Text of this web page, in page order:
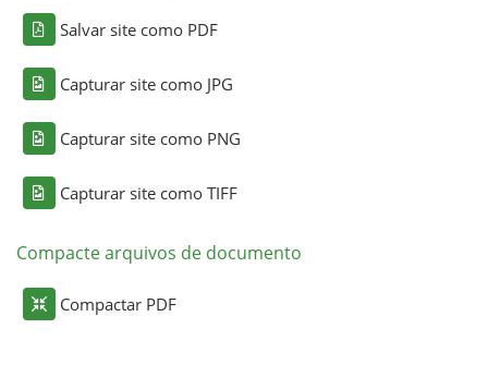
Salvar site como PDF
Capturar site como JPG
Capturar site como PNG
Capturar site como TIFF
Compacte arquivos de documento
Compactar PDF